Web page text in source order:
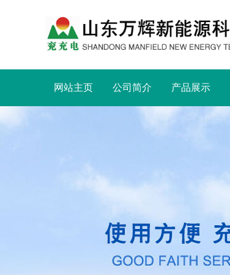
网站主页 公司简介 产品展示